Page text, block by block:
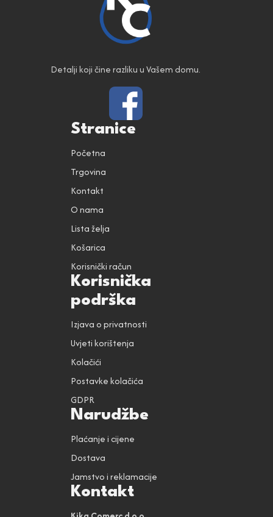
Detalji koji čine razliku u Vašem domu.
Stranice
Početna
Trgovina
Kontakt
O nama
Lista želja
Košarica
Korisnički račun
Korisnička
podrška
Izjava o privatnosti
Uvjeti korištenja
Kolačići
Postavke kolačića
GDPR
Narudžbe
Plaćanje i cijene
Dostava
Jamstvo i reklamacije
Kontakt